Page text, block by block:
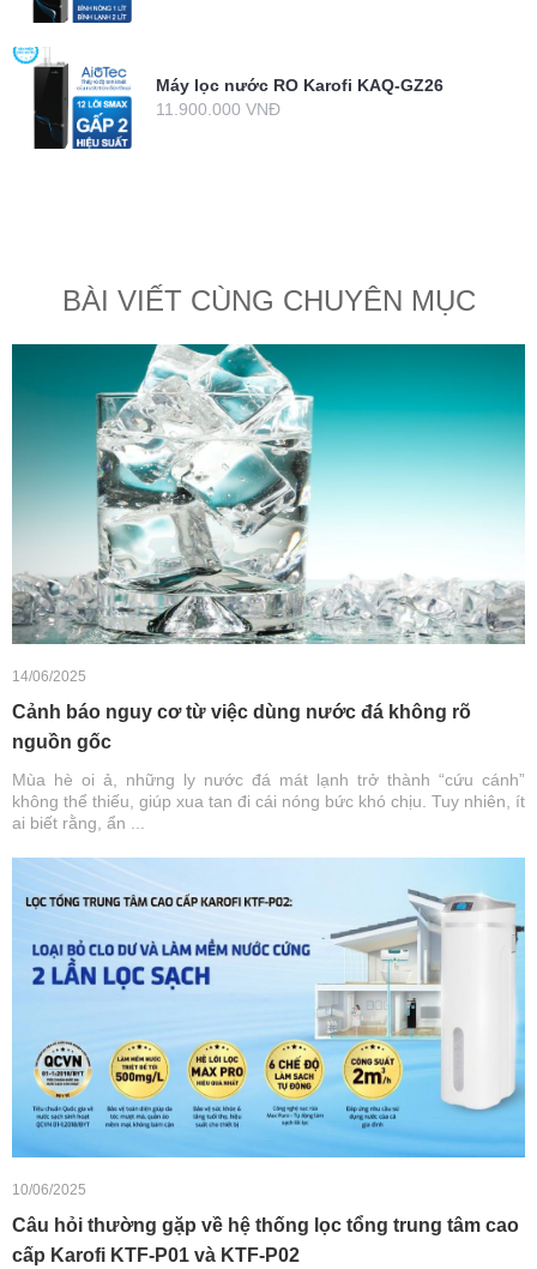
Máy lọc nước RO Karofi KAQ-GZ26
11.900.000 VNĐ
BÀI VIẾT CÙNG CHUYÊN MỤC
14/06/2025
Cảnh báo nguy cơ từ việc dùng nước đá không rõ
nguồn gốc
Mùa hè oi ả, những ly nước đá mát lạnh trở thành “cứu cánh”
không thể thiếu, giúp xua tan đi cái nóng bức khó chịu. Tuy nhiên, ít
ai biết rằng, ẩn ...
10/06/2025
Câu hỏi thường gặp về hệ thống lọc tổng trung tâm cao
cấp Karofi KTF-P01 và KTF-P02